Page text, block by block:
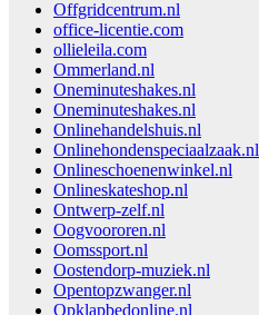
Offgridcentrum.nl
office-licentie.com
ollieleila.com
Ommerland.nl
Oneminuteshakes.nl
Oneminuteshakes.nl
Onlinehandelshuis.nl
Onlinehondenspeciaalzaak.nl
Onlineschoenenwinkel.nl
Onlineskateshop.nl
Ontwerp-zelf.nl
Oogvoororen.nl
Oomssport.nl
Oostendorp-muziek.nl
Opentopzwanger.nl
Opklapbedonline.nl